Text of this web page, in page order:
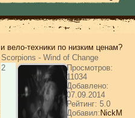
Scorpions - Wind of Change
2
Просмотров:
11034
Добавлено:
07.09.2014
Рейтинг: 5.0
Добавил: NickM